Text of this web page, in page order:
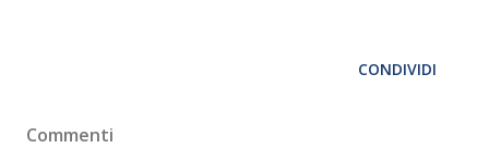
CONDIVIDI
Commenti